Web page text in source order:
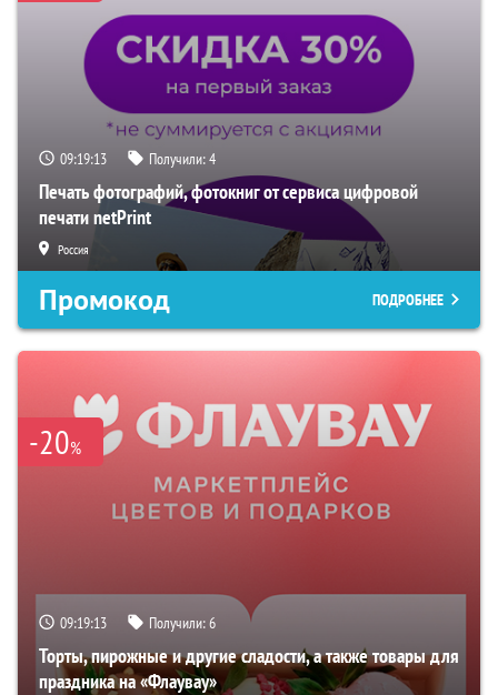
09:19:12 Получили:4
Печать фотографий, фотокниг от сервиса цифровой
печати netPrint
Россия
Промокод ПОДРОБНЕЕ
-20%
09:19:12 Получили:6
Торты, пирожные и другие сладости, а также товары для
праздника на «Флаувау»